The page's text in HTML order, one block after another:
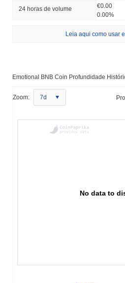
24 horas de volume
€0.00
0.00%
Leia aqui como usar
Emotional BNB Coin Profundidade
Zoom: 7d
No data to